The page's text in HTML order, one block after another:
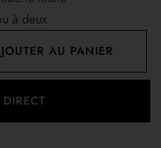
à deux
AU PANIER